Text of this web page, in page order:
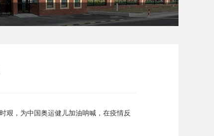
艰，为中国奥运健儿加油呐喊，在疫情反